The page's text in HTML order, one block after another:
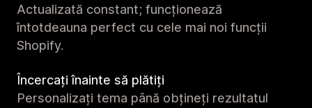
Actualizată constant; funcționează
întotdeauna perfect cu cele mai noi funcții
Shopify.
Încercați înainte să plătiți
Personalizați tema până obțineți rezultatul